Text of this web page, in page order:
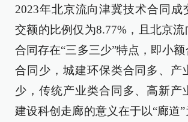
2023年北京流向津冀技术合同成
交额的比例仅为8.77%，且北京
合同存在“三多三少”特点，即小
合同少，城建环保类合同多、产
少，传统产业类合同多、高新产
建设科创走廊的意义在于以“廊道”